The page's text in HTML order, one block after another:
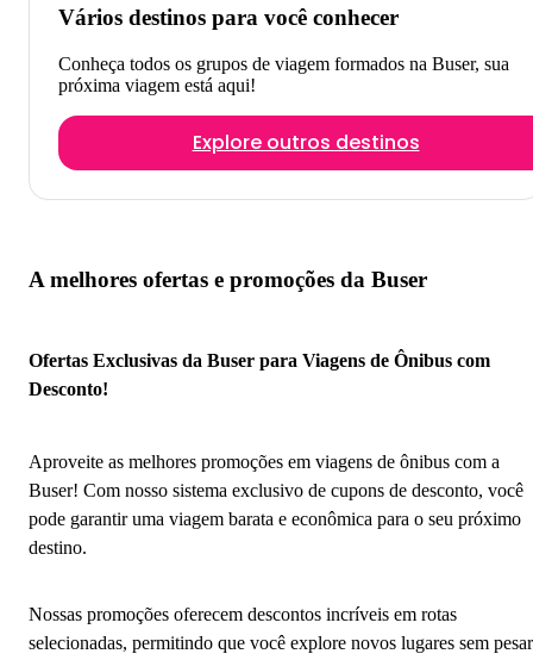
Vários destinos para você conhecer
Conheça todos os grupos de viagem formados na Buser, sua
próxima viagem está aqui!
Explore outros destinos
A melhores ofertas e promoções da Buser
Ofertas Exclusivas da Buser para Viagens de Ônibus com
Desconto!
Aproveite as melhores promoções em viagens de ônibus com a
Buser! Com nosso sistema exclusivo de cupons de desconto, você
pode garantir uma viagem barata e econômica para o seu próximo
destino.
Nossas promoções oferecem descontos incríveis em rotas
selecionadas, permitindo que você explore novos lugares sem pesar